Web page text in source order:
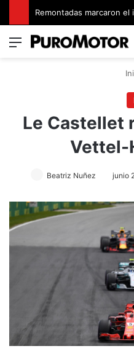
Menú
Le Castellet
Vettel-
Beatriz Nuñez junio